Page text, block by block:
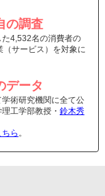
の調査
4,532名の消費者の
サービス）を対象に
データ
術研究機関に全て公
工学部教授・ 鈴木秀
ちら 。